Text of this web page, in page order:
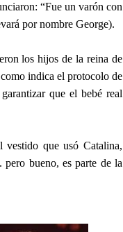
“Fue un varón con
por nombre George).
los hijos de la reina de
indica el protocolo de
que el bebé real
vestido que usó Catalina,
bueno, es parte de la